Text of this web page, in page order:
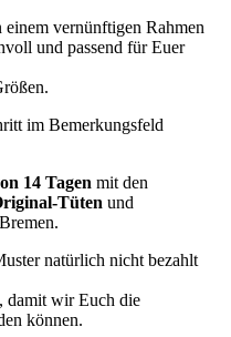
vernünftigen Rahmen
und passend für Euer
im Bemerkungsfeld
14 Tagen mit den
Tüten und
natürlich nicht bezahlt
damit wir Euch die
können.